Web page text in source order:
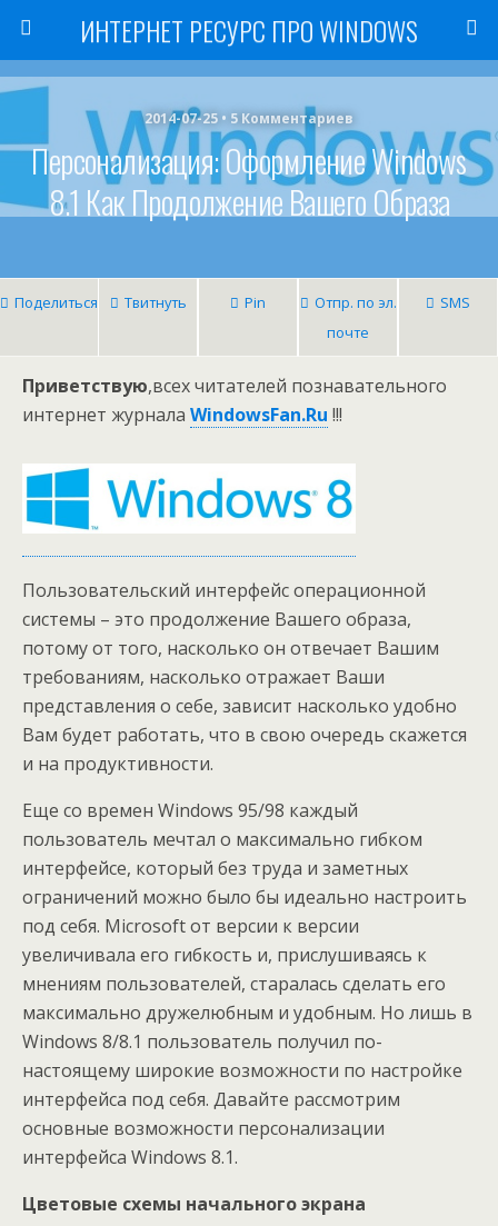
ИНТЕРНЕТ РЕСУРС ПРО WINDOWS
2014-07-25 • 5 Комментариев
Персонализация: Оформление Windows
8.1 Как Продолжение Вашего Образа
Поделиться Твитнуть Pin
Отпр. по эл.
почте
SMS
Приветствую,всех читателей познавательного
интернет журнала WindowsFan.Ru !!!
Пользовательский интерфейс операционной
системы – это продолжение Вашего образа,
потому от того, насколько он отвечает Вашим
требованиям, насколько отражает Ваши
представления о себе, зависит насколько удобно
Вам будет работать, что в свою очередь скажется
и на продуктивности.
Еще со времен Windows 95/98 каждый
пользователь мечтал о максимально гибком
интерфейсе, который без труда и заметных
ограничений можно было бы идеально настроить
под себя. Microsoft от версии к версии
увеличивала его гибкость и, прислушиваясь к
мнениям пользователей, старалась сделать его
максимально дружелюбным и удобным. Но лишь в
Windows 8/8.1 пользователь получил по-
настоящему широкие возможности по настройке
интерфейса под себя. Давайте рассмотрим
основные возможности персонализации
интерфейса Windows 8.1.
Цветовые схемы начального экрана